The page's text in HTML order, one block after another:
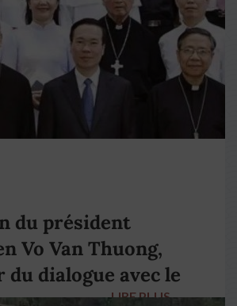
du président
Vo Van Thuong,
du dialogue avec le
LIRE PLUS →